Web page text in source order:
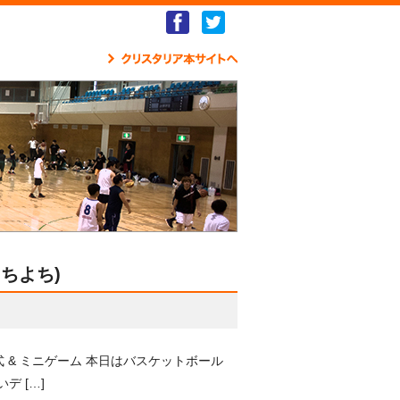
Facebook
よち)
& ミニゲーム 本日はバスケットボール
デ […]